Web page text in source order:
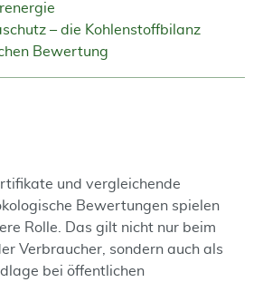
– die Kohlenstoffbilanz
Bewertung
und vergleichende
Bewertungen spielen
Rolle. Das gilt nicht nur beim
Verbraucher, sondern auch als
bei öffentlichen